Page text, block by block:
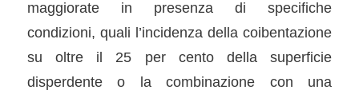
maggiorate in presenza di specifiche
condizioni, quali l’incidenza della coibentazione
su oltre il 25 per cento della superficie
disperdente o la combinazione con una